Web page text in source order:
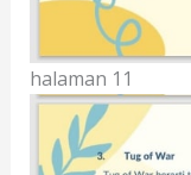
halaman 11